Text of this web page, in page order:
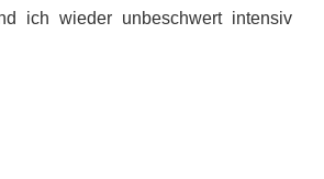
ich wieder unbeschwert intensiv